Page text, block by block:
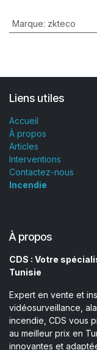
Marque: zkteco
Liens utiles
Accueil
À propos
Articles
Interventions
Contactez-nous
Incendie
À propos
CDS : Votre
Tunisie
Expert en vente et
vidéosurveillance,
incendie, CDS vous
au meilleur prix en
innovantes et